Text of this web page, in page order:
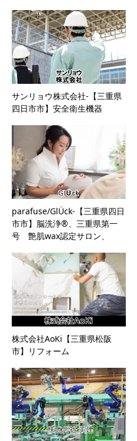
サンリョウ株式会社-【三重県
四日市市】安全衛生機器
parafuse/GlÜck-【三重県四日
市市】脳洗浄®、三重県第一
号 艶肌wax認定サロン、
株式会社AoKi【三重県松阪
市】リフォーム